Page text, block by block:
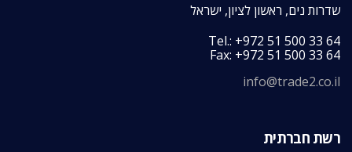
שדרות נים, ראשון לציון, ישראל
Tel.: +972 51 500 33 64
Fax: +972 51 500 33 64
info@trade2.co.il
רשת חברתית